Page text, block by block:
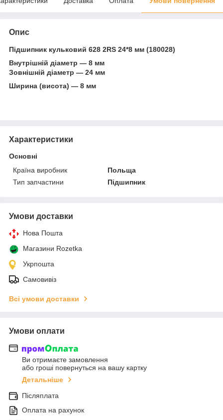
Опис
Підшипник кульковий 628 2RS 24*8 мм (180028)
Внутрішній діаметр — 8 мм
Зовнішній діаметр — 24 мм
Ширина (висота) — 8 мм
Характеристики
Основні
Країна виробник
Польща
Тип запчастини
Підшипник
Умови доставки
Нова Пошта
Магазини Rozetka
Укрпошта
Самовивіз
Всі умови доставки
Умови оплати
Ви отримаєте замовлення
або гроші повернуться на вашу картку
Детальніше
Післяплата
Оплата на рахунок